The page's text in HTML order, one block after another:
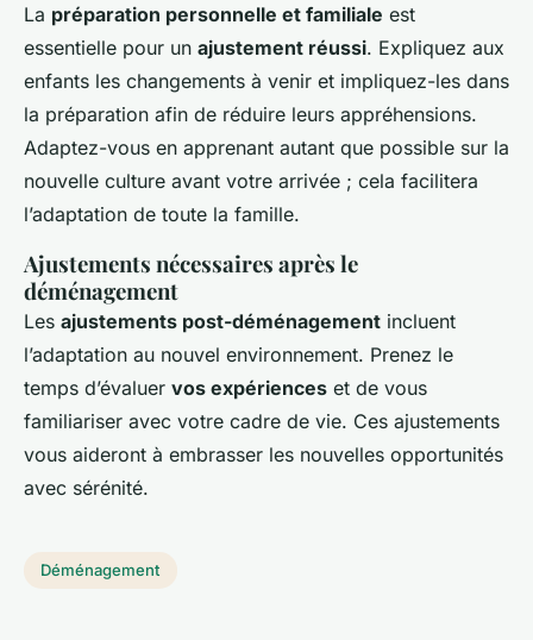
La préparation personnelle et familiale est
essentielle pour un ajustement réussi. Expliquez aux
enfants les changements à venir et impliquez-les dans
la préparation afin de réduire leurs appréhensions.
Adaptez-vous en apprenant autant que possible sur la
nouvelle culture avant votre arrivée ; cela facilitera
l’adaptation de toute la famille.
Ajustements nécessaires après le
déménagement
Les ajustements post-déménagement incluent
l’adaptation au nouvel environnement. Prenez le
temps d’évaluer vos expériences et de vous
familiariser avec votre cadre de vie. Ces ajustements
vous aideront à embrasser les nouvelles opportunités
avec sérénité.
Déménagement